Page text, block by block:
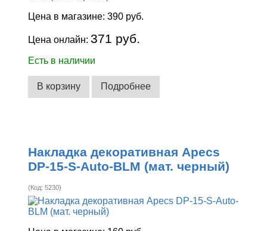
Цена в магазине:390 руб.
Цена онлайн:371 руб.
Есть в наличии
В корзину Подробнее
Накладка декоративная Apecs
DP-15-S-Auto-BLM (мат. черный)
(Код:5230)